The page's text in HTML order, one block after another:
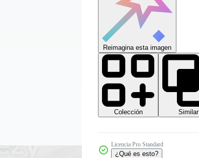
Reimagina esta imagen
Colección
Similar
Licencia Pro Standard
¿Qué es esto?